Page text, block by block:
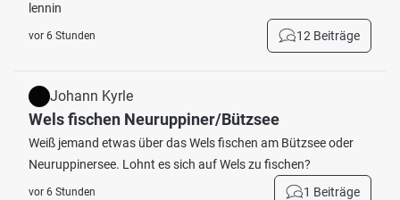
lennin
vor 6 Stunden 12 Beiträge
Johann Kyrle
Wels fischen Neuruppiner/Bützsee
Weiß jemand etwas über das Wels fischen am Bützsee oder
Neuruppinersee. Lohnt es sich auf Wels zu fischen?
vor 6 Stunden 1 Beiträge